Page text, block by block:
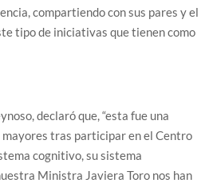
compartiendo con sus pares y el
tipo de iniciativas que tienen como
declaró que, “esta fue una
tras participar en el Centro
cognitivo, su sistema
Ministra Javiera Toro nos han